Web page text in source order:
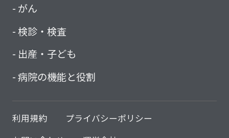
がん
検診・検査
出産・子ども
病院の機能と役割
利用規約
プライバシーポリシー